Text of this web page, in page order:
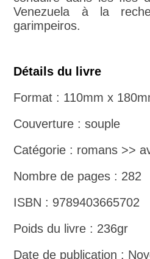
Venezuela à la
garimpeiros.
Détails du livre
Format : 110mm x
Couverture : souple
Catégorie : romans >>
Nombre de pages : 282
ISBN : 9789403665702
Poids du livre : 236gr
Date de publication :